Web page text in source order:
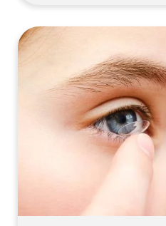
Tablet verbracht
dieselbe Frage:
Bildschirmnutzung
Besonders
Kurzsichtigkeit und
Kindern eine
Sehens bemerken,